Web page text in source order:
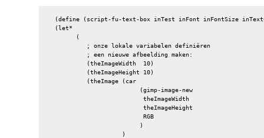
(define (script-fu-text-box inTest inFont inFontSize
  (let*
        (
           ; onze lokale variabelen definiëren
           ; een nieuwe afbeelding maken:
           (theImageWidth  10)
           (theImageHeight 10)
           (theImage (car
                          (gimp-image-new
                           theImageWidth
                           theImageHeight
                           RGB
                          )
                     )